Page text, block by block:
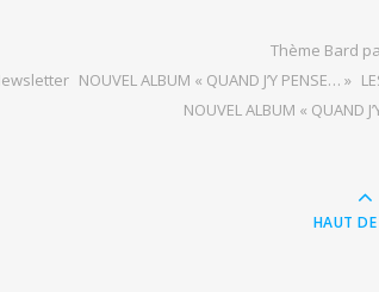
Thème Bard
NOUVEL ALBUM « QUAND J’Y PENSE… »
NOUVEL ALBUM « QUAND
HAUT